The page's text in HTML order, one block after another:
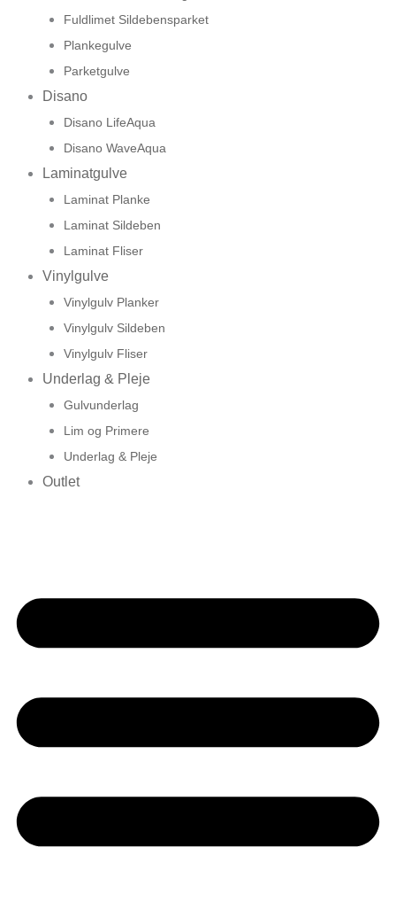
Fuldlimet Sildebensparket
Plankegulve
Parketgulve
Disano
Disano LifeAqua
Disano WaveAqua
Laminatgulve
Laminat Planke
Laminat Sildeben
Laminat Fliser
Vinylgulve
Vinylgulv Planker
Vinylgulv Sildeben
Vinylgulv Fliser
Underlag & Pleje
Gulvunderlag
Lim og Primere
Underlag & Pleje
Outlet